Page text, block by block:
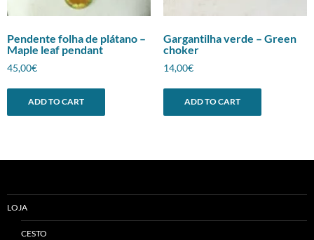
Pendente folha de plátano –
Maple leaf pendant
45,00€
ADD TO CART
Gargantilha verde – Green
choker
14,00€
ADD TO CART
LOJA
CESTO